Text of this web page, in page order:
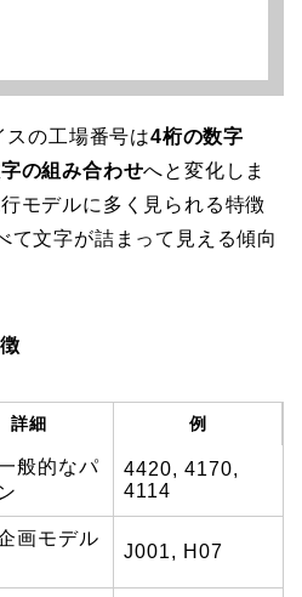
の工場番号は4桁の数字
の組み合わせへと変化しま
モデルに多く見られる特徴
て文字が詰まって見える傾向
詳細 例
般的なパ
4420, 4170,
4114
画モデル
J001, H07